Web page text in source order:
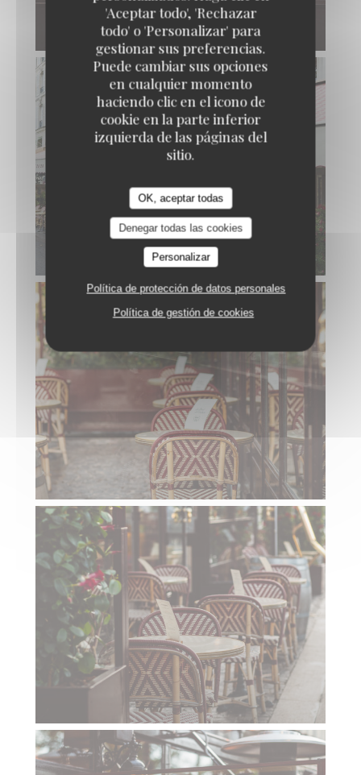
'Aceptar todo', 'Rechazar
todo' o 'Personalizar' para
gestionar sus preferencias.
Puede cambiar sus opciones
en cualquier momento
haciendo clic en el icono de
cookie en la parte inferior
izquierda de las páginas del
sitio.
OK, aceptar todas
Denegar todas las cookies
Personalizar
Política de protección de datos personales
Política de gestión de cookies